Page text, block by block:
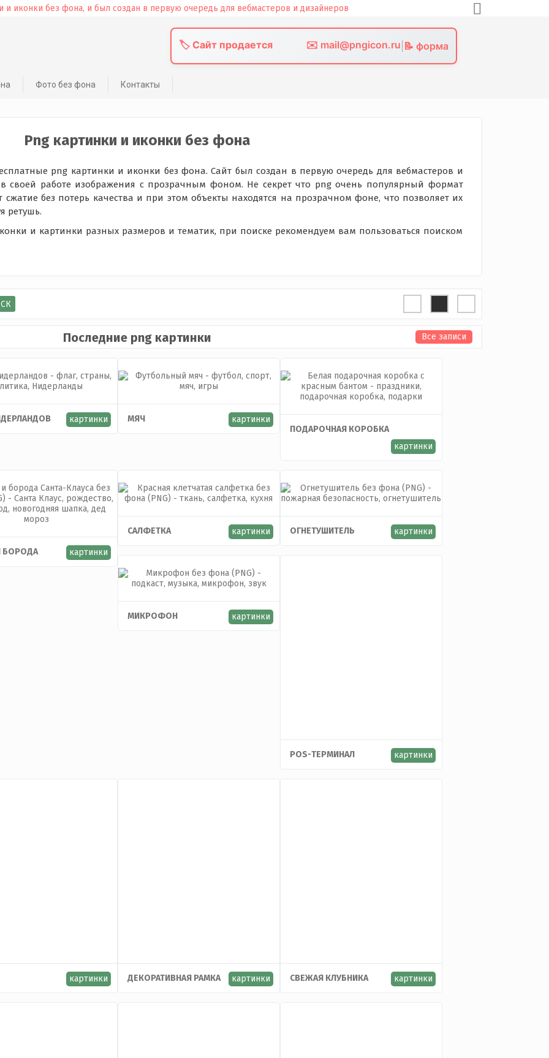
🏷️ Сайт продается ✉️ mail@pngicon.ru 📝 форма
Фото без фона Контакты
Png картинки и иконки без фона
png картинки и иконки без фона. Сайт был создан в первую очередь для вебмастеров и
своей работе изображения с прозрачным фоном. Не секрет что png очень популярный формат
сжатие без потерь качества и при этом объекты находятся на прозрачном фоне, что позволяет их
ретушь.
и картинки разных размеров и тематик, при поиске рекомендуем вам пользоваться поиском
Последние png картинки Все записи
картинки МЯЧ
картинки
ПОДАРОЧНАЯ КОРОБКА
картинки
БОРОДА
картинки
САЛФЕТКА картинки ОГНЕТУШИТЕЛЬ картинки
МИКРОФОН картинки
POS-ТЕРМИНАЛ картинки
картинки ДЕКОРАТИВНАЯ РАМКА картинки СВЕЖАЯ КЛУБНИКА картинки